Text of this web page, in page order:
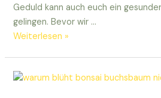
Geduld kann auch euch ein
gelingen. Bevor wir …
Das
Warum
Weiterlesen »